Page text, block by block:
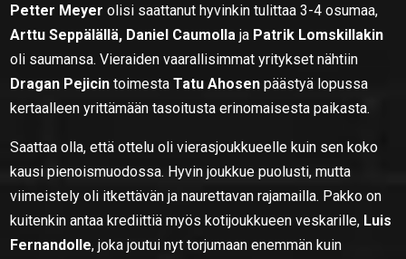
Petter Meyer olisi saattanut hyvinkin tulittaa 3-4 osumaa,
Arttu Seppälällä, Daniel Caumolla ja Patrik Lomskillakin
oli saumansa. Vieraiden vaarallisimmat yritykset nähtiin
Dragan Pejicin toimestaTatu Ahosen päästyä lopussa
kertaalleen yrittämään tasoitusta erinomaisesta paikasta.
Saattaa olla, että ottelu oli vierasjoukkueelle kuin sen koko
kausi pienoismuodossa. Hyvin joukkue puolusti, mutta
viimeistely oli itkettävän ja naurettavan rajamailla. Pakko on
kuitenkin antaa krediittiä myös kotijoukkueen veskarille, Luis
Fernandolle, joka joutui nyt torjumaan enemmän kuin